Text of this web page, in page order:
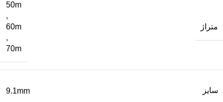
متراژ
50m
,
60m
,
70m
سایز 9.1mm